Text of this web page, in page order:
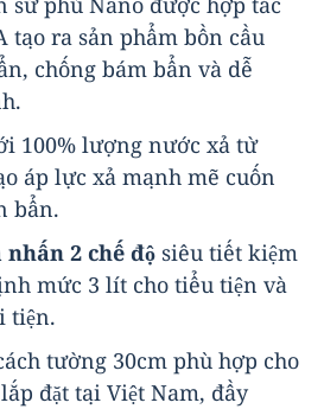
tạo ra sản phẩm bồn cầu
chống bám bẩn và dễ
100% lượng nước xả từ
áp lực xả mạnh mẽ cuốn
bẩn.
nhấn 2 chế độ siêu tiết kiệm
mức 3 lít cho tiểu tiện và
tiện.
tường 30cm phù hợp cho
đặt tại Việt Nam, đầy